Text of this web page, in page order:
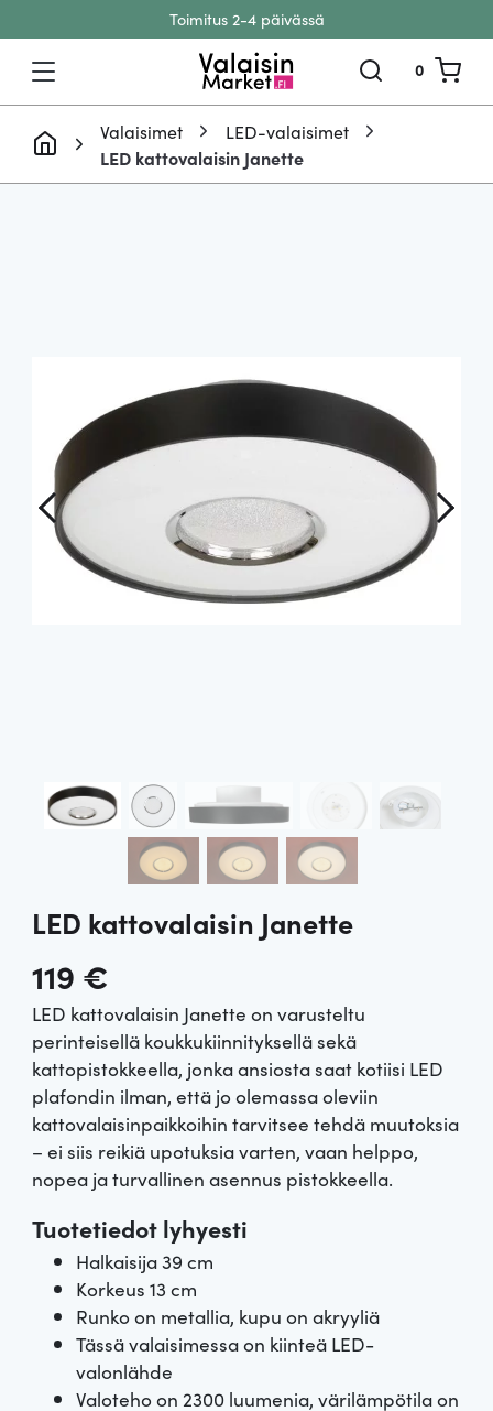
Toimitus 2-4 päivässä
Siirry sisältöön 0
Valaisimet
LED-valaisimet
LED kattovalaisin Janette
LED kattovalaisin Janette
119 €
LED kattovalaisin Janette on varusteltu
perinteisellä koukkukiinnityksellä sekä
kattopistokkeella, jonka ansiosta saat kotiisi LED
plafondin ilman, että jo olemassa oleviin
kattovalaisinpaikkoihin tarvitsee tehdä muutoksia
– ei siis reikiä upotuksia varten, vaan helppo,
nopea ja turvallinen asennus pistokkeella.
Tuotetiedot lyhyesti
Halkaisija 39 cm
Korkeus 13 cm
Runko on metallia, kupu on akryyliä
Tässä valaisimessa on kiinteä LED-
valonlähde
Valoteho on 2300 luumenia, värilämpötila on